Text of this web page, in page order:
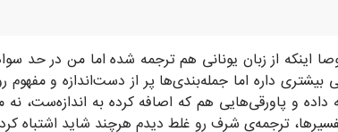
از زبان یونانی هم ترجمه شده اما من در حد
بیشتری داره اما جمله‌بندی‌ها پر از دست‌اندازه و
و پاورقی‌هایی هم که اصافه کرده به
ترجمه‌ی شرف رو غلط دیدم هرچند شاید اشتباه